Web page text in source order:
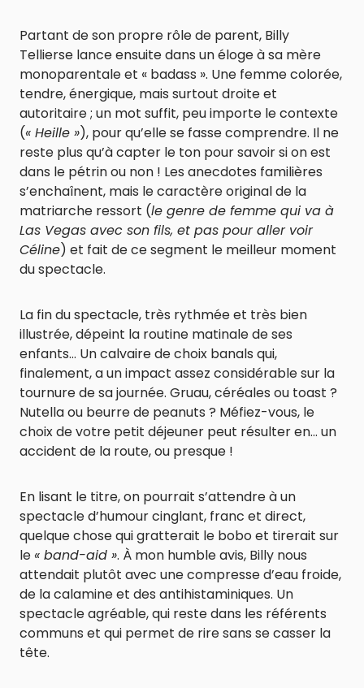
Partant de son propre rôle de parent, Billy
Tellierse lance ensuite dans un éloge à sa mère
monoparentale et « badass ». Une femme colorée,
tendre, énergique, mais surtout droite et
autoritaire ; un mot suffit, peu importe le contexte
(« Heille »), pour qu’elle se fasse comprendre. Il ne
reste plus qu’à capter le ton pour savoir si on est
dans le pétrin ou non ! Les anecdotes familières
s’enchaînent, mais le caractère original de la
matriarche ressort (le genre de femme qui va à
Las Vegas avec son fils, et pas pour aller voir
Céline) et fait de ce segment le meilleur moment
du spectacle.
La fin du spectacle, très rythmée et très bien
illustrée, dépeint la routine matinale de ses
enfants… Un calvaire de choix banals qui,
finalement, a un impact assez considérable sur la
tournure de sa journée. Gruau, céréales ou toast ?
Nutella ou beurre de peanuts ? Méfiez-vous, le
choix de votre petit déjeuner peut résulter en… un
accident de la route, ou presque !
En lisant le titre, on pourrait s’attendre à un
spectacle d’humour cinglant, franc et direct,
quelque chose qui gratterait le bobo et tirerait sur
le « band-aid ». À mon humble avis, Billy nous
attendait plutôt avec une compresse d’eau froide,
de la calamine et des antihistaminiques. Un
spectacle agréable, qui reste dans les référents
communs et qui permet de rire sans se casser la
tête.